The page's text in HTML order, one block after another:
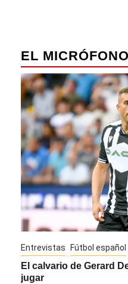
EL
Entrevistas Fútbol español
El calvario de Gerard
jugar